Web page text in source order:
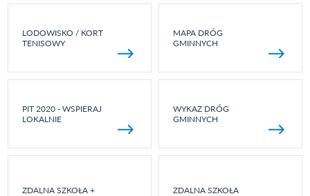
LODOWISKO / KORT
TENISOWY
MAPA DRÓG
GMINNYCH
PIT 2020 - WSPIERAJ
LOKALNIE
WYKAZ DRÓG
GMINNYCH
ZDALNA SZKOŁA + ZDALNA SZKOŁA